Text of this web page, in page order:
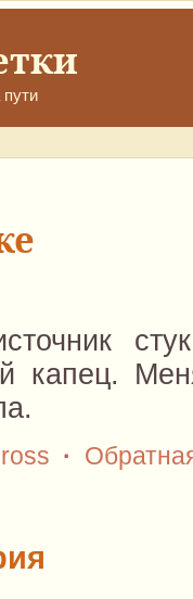
капец.
·